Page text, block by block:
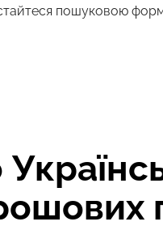
пошуковою